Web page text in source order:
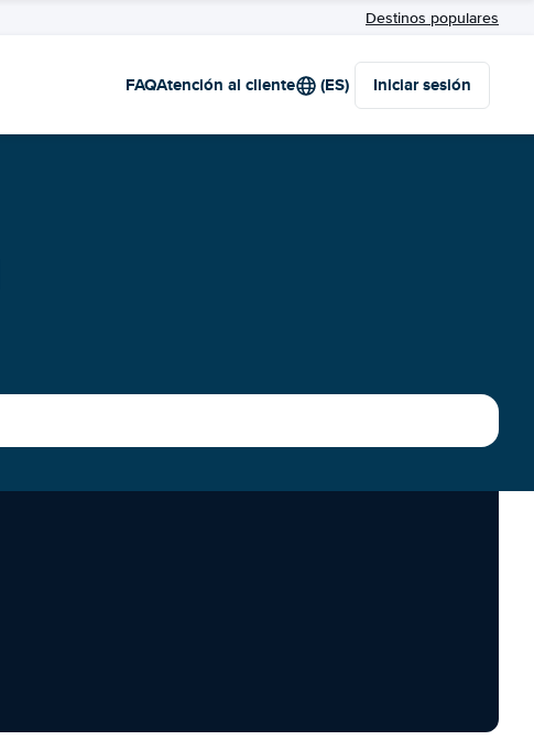
Destinos populares
FAQAtención al cliente (ES) Iniciar sesión